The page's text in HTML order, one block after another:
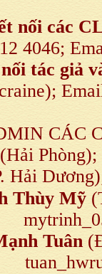
nối các
4046;
tác giả
CÁC
(Hải
Hải
Thùy Mỹ
Tuân